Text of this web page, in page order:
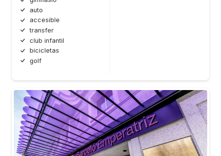
auto
accesible
transfer
club infantil
bicicletas
golf